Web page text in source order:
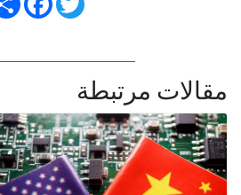
مقالات مرتبطة